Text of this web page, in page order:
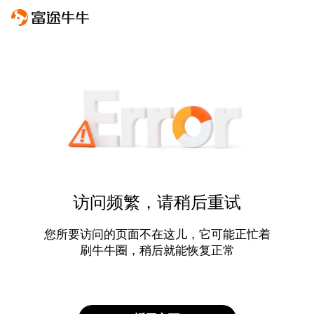
访问频繁，请稍后重试
您所要访问的页面不在这儿，它可能正忙着
刷牛牛圈，稍后就能恢复正常